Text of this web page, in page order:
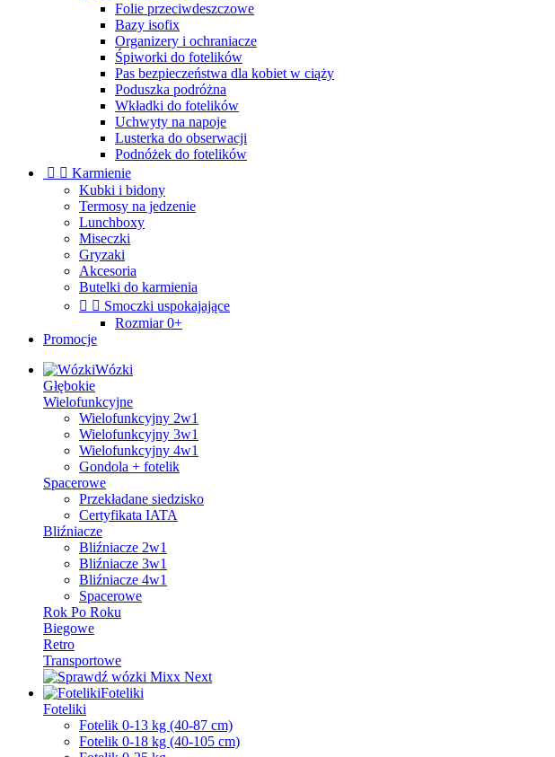
Folie przeciwdeszczowe
Bazy isofix
Organizery i ochraniacze
Śpiworki do fotelików
Pas bezpieczeństwa dla kobiet w ciąży
Poduszka podróżna
Wkładki do fotelików
Uchwyty na napoje
Lusterka do obserwacji
Podnóżek do fotelików
  Karmienie
Kubki i bidony
Termosy na jedzenie
Lunchboxy
Miseczki
Gryzaki
Akcesoria
Butelki do karmienia
  Smoczki uspokajające
Rozmiar 0+
Promocje
Wózki
Głębokie
Wielofunkcyjne
Wielofunkcyjny 2w1
Wielofunkcyjny 3w1
Wielofunkcyjny 4w1
Gondola + fotelik
Spacerowe
Przekładane siedzisko
Certyfikata IATA
Bliźniacze
Bliźniacze 2w1
Bliźniacze 3w1
Bliźniacze 4w1
Spacerowe
Rok Po Roku
Biegowe
Retro
Transportowe
Foteliki
Foteliki
Fotelik 0-13 kg (40-87 cm)
Fotelik 0-18 kg (40-105 cm)